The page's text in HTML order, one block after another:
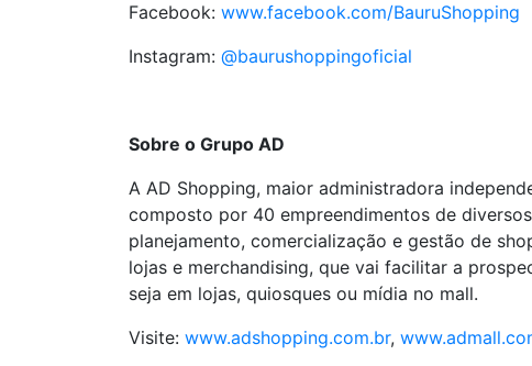
Facebook: www.facebook.com/BauruShopping
Instagram: @baurushoppingoficial
Sobre o Grupo AD
A AD Shopping, maior administradora
composto por 40 empreendimentos de
planejamento, comercialização e gestão de
lojas e merchandising, que vai facilitar a
seja em lojas, quiosques ou mídia no mall.
Visite: www.adshopping.com.br,